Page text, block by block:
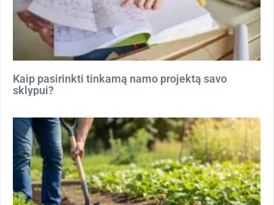
Kaip pasirinkti tinkamą namo projektą savo
sklypui?